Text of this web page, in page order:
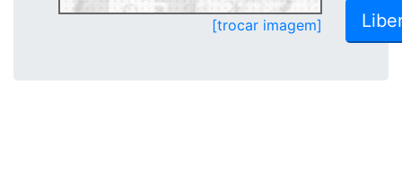
[trocar imagem]